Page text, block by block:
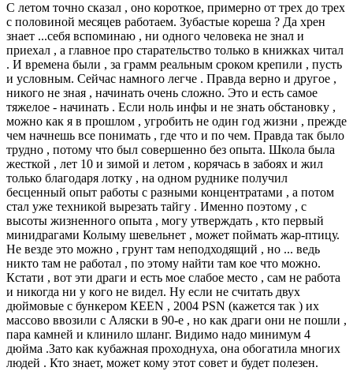
С летом точно сказал , оно короткое, примерно от трех до трех
с половиной месяцев работаем. Зубастые кореша ? Да хрен
знает ...себя вспоминаю , ни одного человека не знал и
приехал , а главное про старательство только в книжках читал
. И времена были , за грамм реальным сроком крепили , пусть
и условным. Сейчас намного легче . Правда верно и другое ,
никого не зная , начинать очень сложно. Это и есть самое
тяжелое - начинать . Если ноль инфы и не знать обстановку ,
можно как я в прошлом , угробить не один год жизни , прежде
чем начнешь все понимать , где что и по чем. Правда так было
трудно , потому что был совершенно без опыта. Школа была
жесткой , лет 10 и зимой и летом , корячась в забоях и жил
только благодаря лотку , на одном руднике получил
бесценный опыт работы с разными концентратами , а потом
стал уже техникой вырезать тайгу . Именно поэтому , с
высоты жизненного опыта , могу утверждать , кто первый
минидрагами Колыму шевельнет , может поймать жар-птицу.
Не везде это можно , грунт там неподходящий , но ... ведь
никто там не работал , по этому найти там кое что можно.
Кстати , вот эти драги и есть мое слабое место , сам не работа
и никогда ни у кого не видел. Ну если не считать двух
дюймовые с бункером КЕЕN , 2004 PSN (кажется так ) их
массово ввозили с Аляски в 90-е , но как драги они не пошли ,
пара камней и клинило шланг. Видимо надо минимум 4
дюйма .Зато как кубажная проходнуха, она обогатила многих
людей . Кто знает, может кому этот совет и будет полезен.